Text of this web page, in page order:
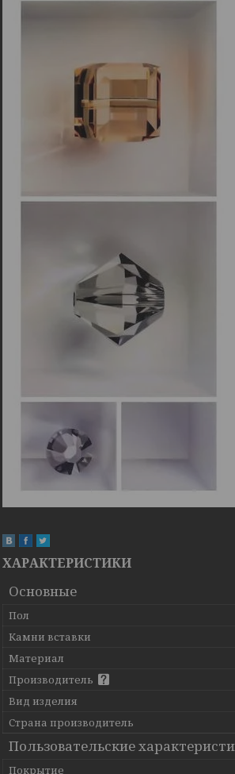
ХАРАКТЕРИСТИКИ
Основные
Пол
Камни вставки
Материал
Производитель
Вид изделия
Страна производитель
Пользовательские
Покрытие